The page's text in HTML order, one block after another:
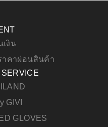
เงิน
าคาผ่อนสินค้า
GIVI
GLOVES